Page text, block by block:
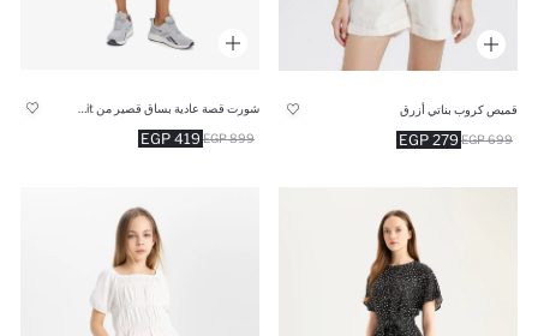
قميص كروب بناتي أزرق
279 EGP 699 EGP
شورت قصة عادية بساق قصير من DeFactoFit
419 EGP 899 EGP